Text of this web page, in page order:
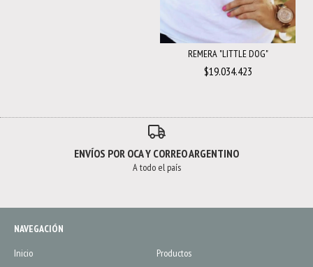
REMERA "LITTLE DOG"
$19.034.423
ENVÍOS POR OCA Y CORREO ARGENTINO
A todo el país
NAVEGACIÓN
Inicio
Productos